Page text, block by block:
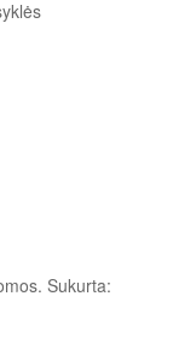
Sukurta: